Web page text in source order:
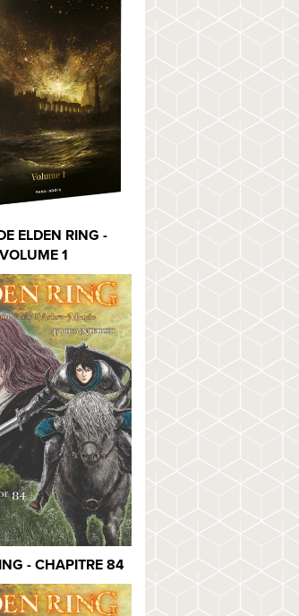
ELDEN RING -
VOLUME 1
- CHAPITRE 84